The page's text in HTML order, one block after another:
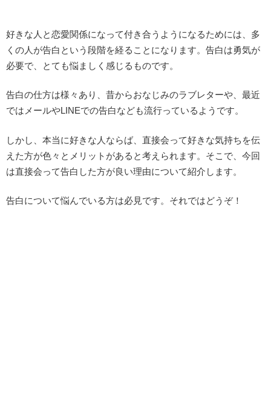
好きな人と恋愛関係になって付き合うようになるためには、多
くの人が告白という段階を経ることになります。告白は勇気が
必要で、とても悩ましく感じるものです。
告白の仕方は様々あり、昔からおなじみのラブレターや、最近
ではメールやLINEでの告白なども流行っているようです。
しかし、本当に好きな人ならば、直接会って好きな気持ちを伝
えた方が色々とメリットがあると考えられます。そこで、今回
は直接会って告白した方が良い理由について紹介します。
告白について悩んでいる方は必見です。それではどうぞ！